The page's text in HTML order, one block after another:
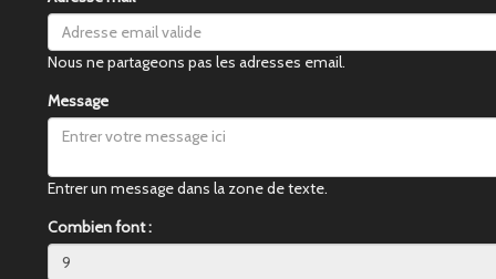
Nous ne partageons pas les adresses email.
Message
Entrer un message dans la zone de texte.
Combien font :